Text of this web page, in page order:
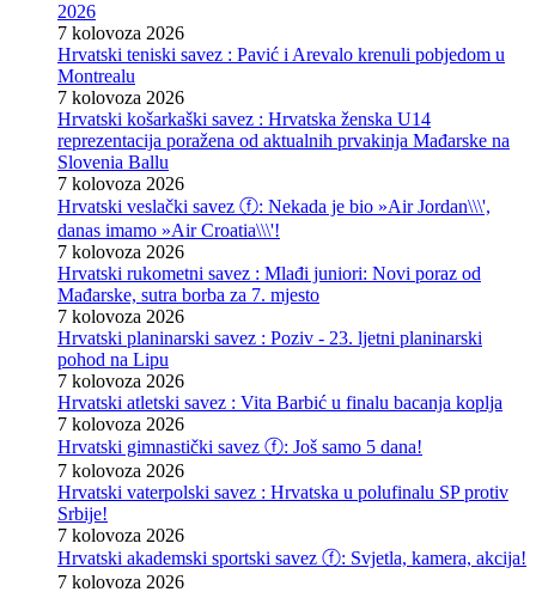
2026
7 kolovoza 2026
Hrvatski teniski savez : Pavić i Arevalo krenuli pobjedom u
Montrealu
7 kolovoza 2026
Hrvatski košarkaški savez : Hrvatska ženska U14
reprezentacija poražena od aktualnih prvakinja Mađarske na
Slovenia Ballu
7 kolovoza 2026
Hrvatski veslački savez ⓕ: Nekada je bio »Air Jordan\\\',
danas imamo »Air Croatia\\\'!
7 kolovoza 2026
Hrvatski rukometni savez : Mlađi juniori: Novi poraz od
Mađarske, sutra borba za 7. mjesto
7 kolovoza 2026
Hrvatski planinarski savez : Poziv - 23. ljetni planinarski
pohod na Lipu
7 kolovoza 2026
Hrvatski atletski savez : Vita Barbić u finalu bacanja koplja
7 kolovoza 2026
Hrvatski gimnastički savez ⓕ: Još samo 5 dana!
7 kolovoza 2026
Hrvatski vaterpolski savez : Hrvatska u polufinalu SP protiv
Srbije!
7 kolovoza 2026
Hrvatski akademski sportski savez ⓕ: Svjetla, kamera, akcija!
7 kolovoza 2026